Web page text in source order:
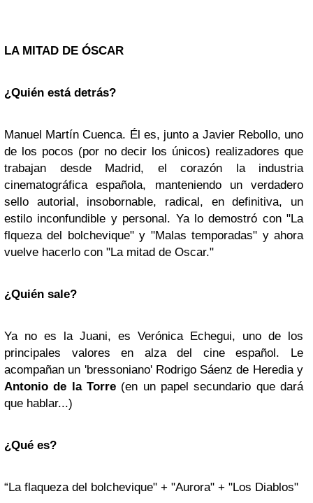
LA MITAD DE ÓSCAR
¿Quién está detrás?
Manuel Martín Cuenca. Él es, junto a Javier Rebollo, uno
de los pocos (por no decir los únicos) realizadores que
trabajan desde Madrid, el corazón la industria
cinematográfica española, manteniendo un verdadero
sello autorial, insobornable, radical, en definitiva, un
estilo inconfundible y personal. Ya lo demostró con "La
flqueza del bolchevique" y "Malas temporadas" y ahora
vuelve hacerlo con "La mitad de Oscar."
¿Quién sale?
Ya no es la Juani, es Verónica Echegui, uno de los
principales valores en alza del cine español. Le
acompañan un 'bressoniano' Rodrigo Sáenz de Heredia y
Antonio de la Torre (en un papel secundario que dará
que hablar...)
¿Qué es?
“La flaqueza del bolchevique" + "Aurora" + "Los Diablos"